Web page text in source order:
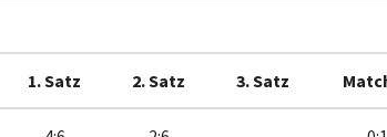
1. Satz 2. Satz 3. Satz